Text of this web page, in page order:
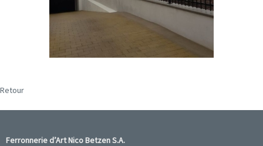
Retour
Ferronnerie d’Art Nico Betzen S.A.